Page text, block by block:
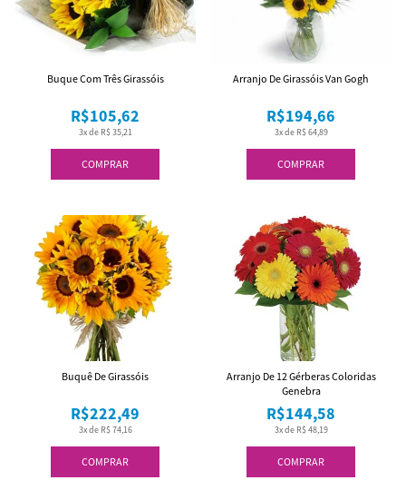
COMPRAR
3x de R$ 35,21
R$105,62
Buque Com Três Girassóis
COMPRAR
3x de R$ 64,89
R$194,66
Arranjo De Girassóis Van Gogh
COMPRAR
3x de R$ 74,16
R$222,49
Buquê De Girassóis
COMPRAR
3x de R$ 48,19
R$144,58
Arranjo De 12 Gérberas Coloridas
Genebra